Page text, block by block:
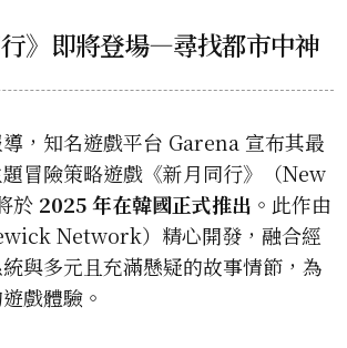
行》即將登場—尋找都市中神
，知名遊戲平台 Garena 宣布其最
冒險策略遊戲《新月同行》（New
於 2025 年在韓國正式推出 。此作由
Network）精心開發，融合經
與多元且充滿懸疑的故事情節，為
戲體驗。